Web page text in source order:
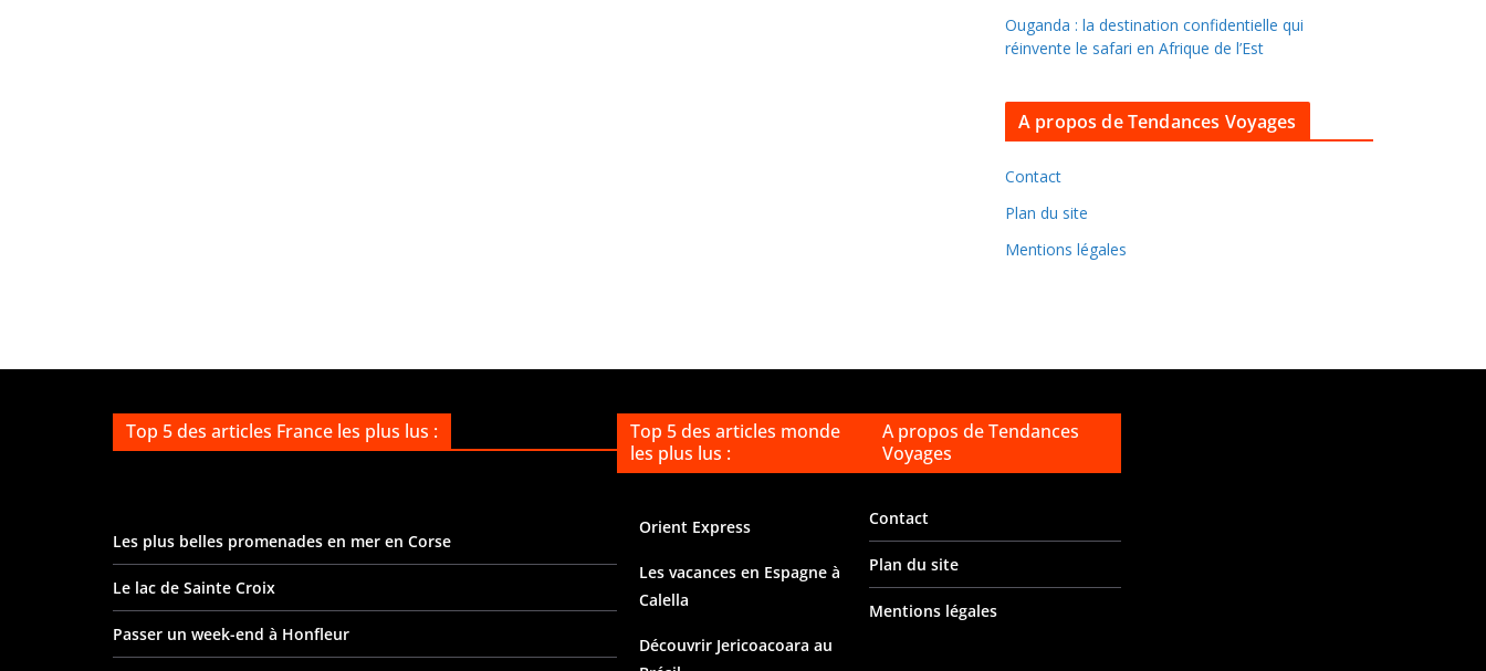
r
c
i
s
Ouganda : la destination confidentielle qui
réinvente le safari en Afrique de l’Est
A propos de Tendances Voyages
Contact
Plan du site
Mentions légales
Top 5 des articles France les plus lus :
Les plus belles promenades en mer en Corse
Le lac de Sainte Croix
Passer un week-end à Honfleur
Top 5 des articles monde
les plus lus :
Orient Express
Les vacances en Espagne à
Calella
Découvrir Jericoacoara au
A propos de Tendances
Voyages
Contact
Plan du site
Mentions légales